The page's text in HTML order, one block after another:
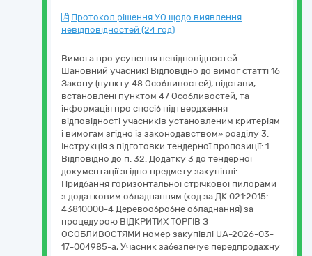
Протокол рішення УО щодо виявлення
невідповідностей (24 год)
Вимога про усунення невідповідностей
Шановний учасник! Відповідно до вимог статті 16
Закону (пункту 48 Особливостей), підстави,
встановлені пунктом 47 Особливостей, та
інформація про спосіб підтвердження
відповідності учасників установленим критеріям
і вимогам згідно із законодавством» розділу 3.
Інструкція з підготовки тендерної пропозиції: 1.
Відповідно до п. 32. Додатку 3 до тендерної
документації згідно предмету закупівлі:
Придбання горизонтальної стрічкової пилорами
з додатковим обладнанням (код за ДК 021:2015:
43810000-4 Деревообробне обладнання) за
процедурою ВІДКРИТИХ ТОРГІВ З
ОСОБЛИВОСТЯМИ номер закупівлі UA-2026-03-
17-004985-a, Учасник забезпечує передпродажну